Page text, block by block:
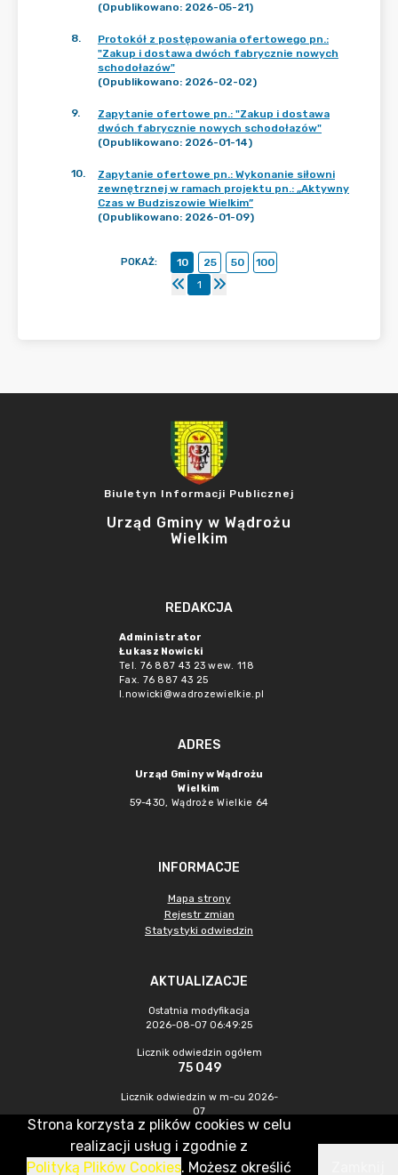
(Opublikowano: 2026-05-21)
8.
Protokół z postępowania ofertowego pn.:
"Zakup i dostawa dwóch fabrycznie nowych
schodołazów"
(Opublikowano: 2026-02-02)
9.
Zapytanie ofertowe pn.: "Zakup i dostawa
dwóch fabrycznie nowych schodołazów"
(Opublikowano: 2026-01-14)
10.
Zapytanie ofertowe pn.: Wykonanie siłowni
zewnętrznej w ramach projektu pn.: „Aktywny
Czas w Budziszowie Wielkim”
(Opublikowano: 2026-01-09)
POKAŻ: 10 25 50
100
1
Biuletyn Informacji Publicznej
Urząd Gminy w Wądrożu
Wielkim
REDAKCJA
Administrator
Łukasz Nowicki
Tel. 76 887 43 23 wew. 118
Fax. 76 887 43 25
l.nowicki@wadrozewielkie.pl
ADRES
Urząd Gminy w Wądrożu
Wielkim
59-430, Wądroże Wielkie 64
INFORMACJE
Mapa strony
Rejestr zmian
Statystyki odwiedzin
AKTUALIZACJE
Ostatnia modyfikacja
2026-08-07 06:49:25
Licznik odwiedzin ogółem
75 049
Licznik odwiedzin w m-cu 2026-
07
540
CMS & Hosting: Nefeni Sp. z o.o.
Strona korzysta z plików cookies w celu
realizacji usług i zgodnie z
Polityką Plików Cookies. Możesz określić